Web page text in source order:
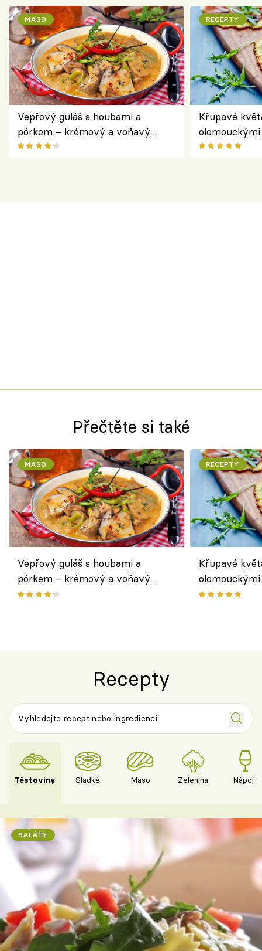
MASO
Vepřový guláš s houbami a
pórkem – krémový a voňavý
pokrm z jednoho hrnce
RECEPTY
Křupavé
bezlepkový
Přečtěte si také
MASO
Vepřový guláš s houbami a
pórkem – krémový a voňavý
pokrm z jednoho hrnce
RECEPTY
Křupavé
bezlepkový
Recepty
Těstoviny Sladké Maso Zelenina Nápoje
SALÁTY